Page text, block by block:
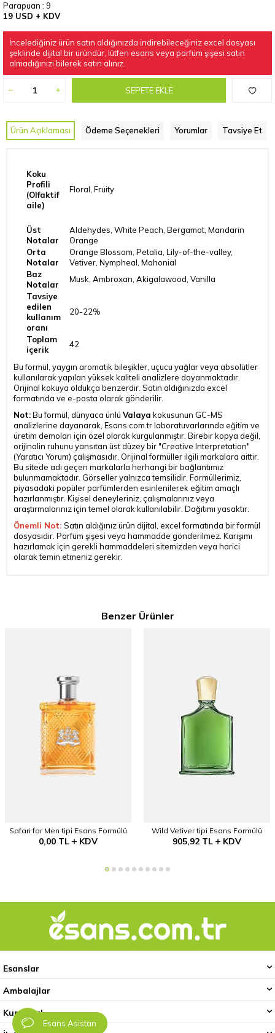
Esans Asistan
Parapuan : 9
19 USD + KDV
İncelediğiniz ürün satın aldığınızda indirebileceğiniz excel dosyası
şeklinde dijital bir üründür, lütfen esans veya parfüm şişesi satın
almadığınızı bilerek satın alınız.
SEPETE EKLE
Ürün Açıklaması Ödeme Seçenekleri Yorumlar Tavsiye Et
Koku
Profili
(Olfaktif
aile)
Floral, Fruity
Üst
Notalar
Aldehydes, White Peach, Bergamot, Mandarin
Orange
Orta
Notalar
Orange Blossom, Petalia, Lily-of-the-valley,
Vetiver, Nympheal, Mahonial
Baz
Notalar
Musk, Ambroxan, Akigalawood, Vanilla
Tavsiye
edilen
kullanım
oranı
20-22%
Toplam
içerik
42
Bu formül, yaygın aromatik bileşikler, uçucu yağlar veya absolütler
kullanılarak yapılan yüksek kaliteli analizlere dayanmaktadır.
Orijinal kokuya oldukça benzerdir. Satın aldığınızda excel
formatında ve e-posta olarak gönderilir.
Not:Bu formül, dünyaca ünlü Valaya kokusunun GC-MS
analizlerine dayanarak, Esans.com.tr laboratuvarlarında eğitim ve
üretim demoları için özel olarak kurgulanmıştır. Birebir kopya değil,
orijinalin ruhunu yansıtan üst düzey bir "Creative Interpretation"
(Yaratıcı Yorum) çalışmasıdır. Orijinal formüller ilgili markalara aittir.
Bu sitede adı geçen markalarla herhangi bir bağlantımız
bulunmamaktadır. Görseller yalnızca temsilidir. Formüllerimiz,
piyasadaki popüler parfümlerden esinlenilerek eğitim amaçlı
hazırlanmıştır. Kişisel deneyleriniz, çalışmalarınız veya
araştırmalarınız için temel olarak kullanılabilir. Dağıtımı yasaktır.
Önemli Not: Satın aldığınız ürün dijital, excel formatında bir formül
dosyasıdır. Parfüm şişesi veya hammadde gönderilmez. Karışımı
hazırlamak için gerekli hammaddeleri sitemizden veya harici
olarak temin etmeniz gerekir.
Benzer Ürünler
Safari for Men tipi Esans Formülü
0,00TL KDV
Wild Vetiver tipi Esans Formülü
905,92 TL KDV
Esanslar
Ambalajlar
Kurumsal